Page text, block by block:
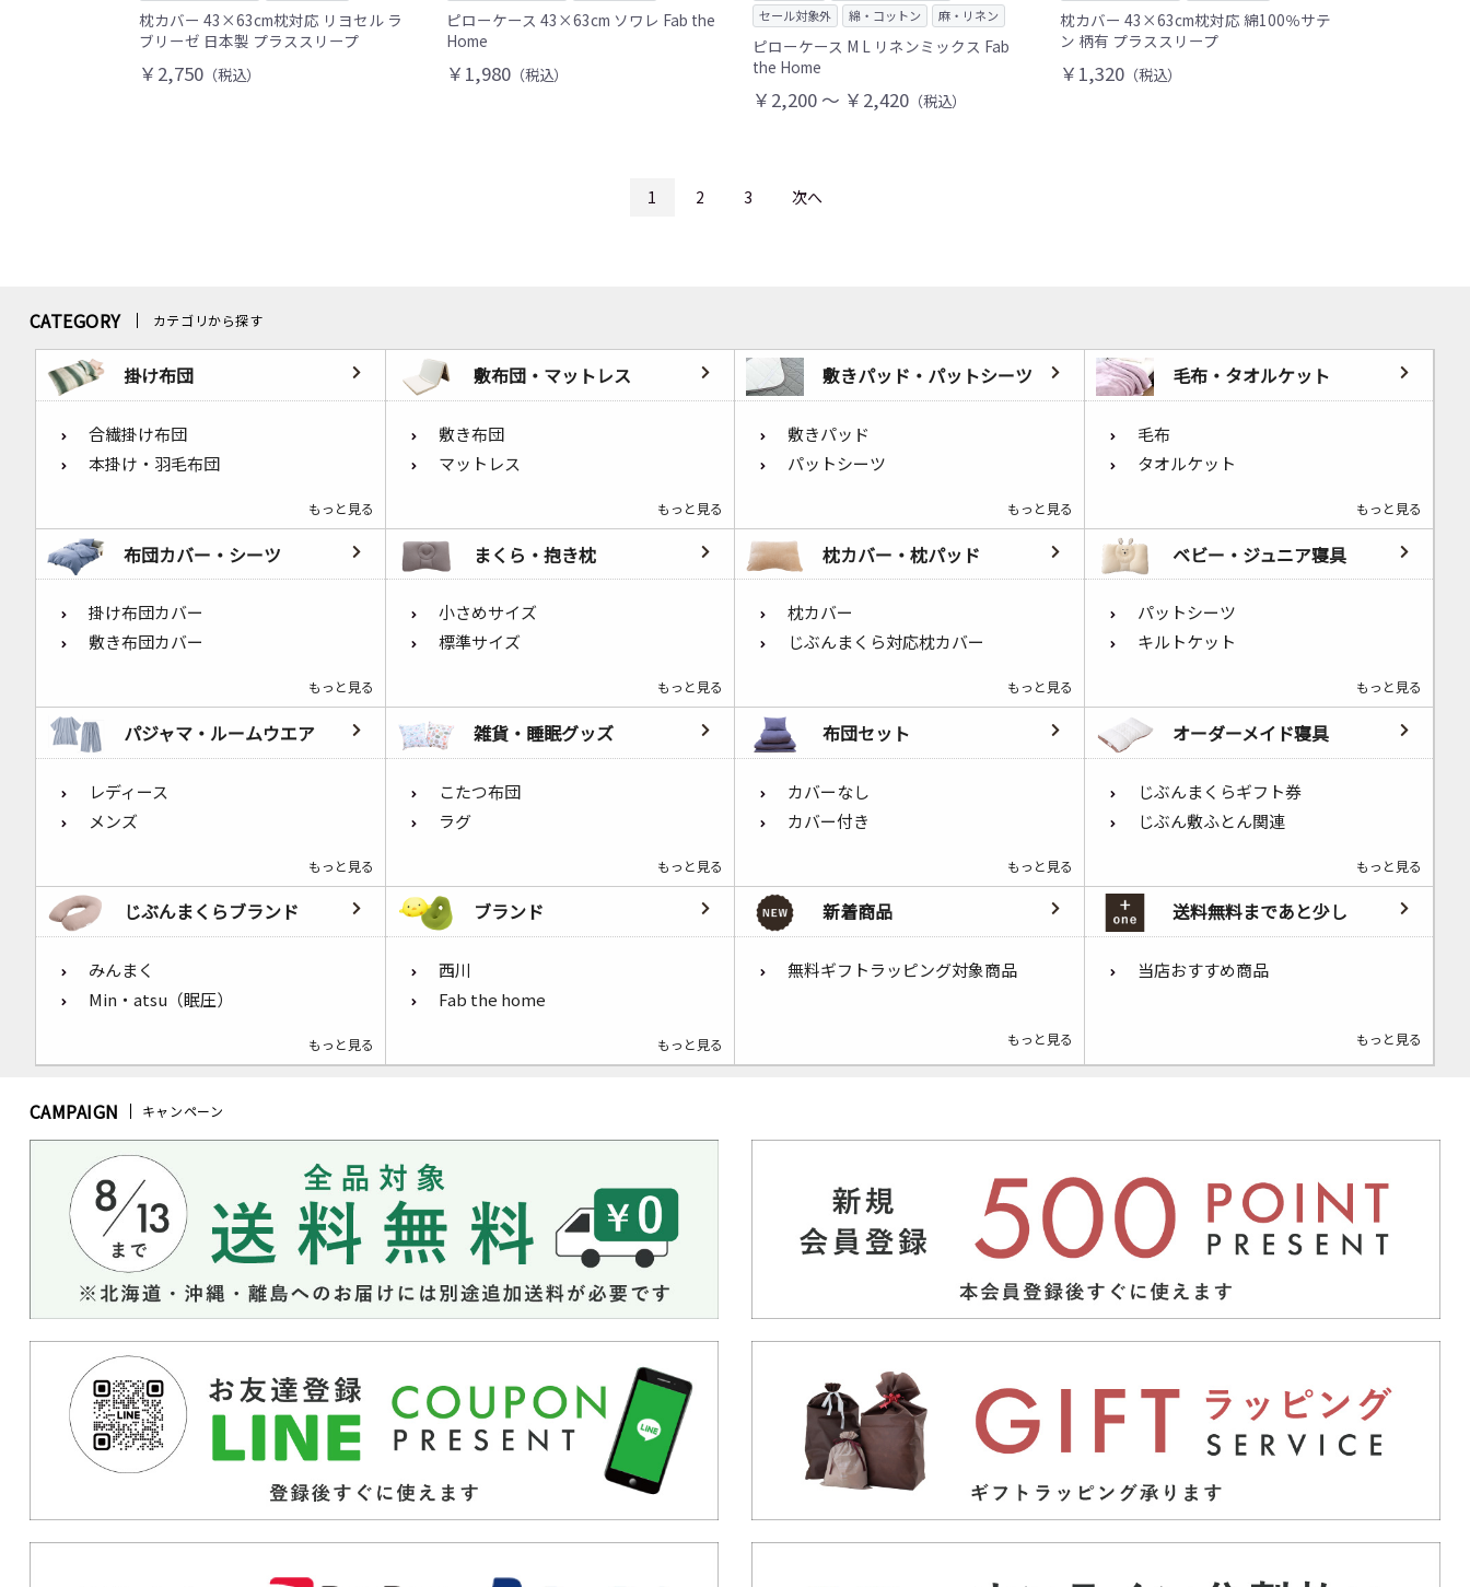
枕カバー 43×63cm枕対応 リヨセル ラ
ブリーゼ 日本製 プラススリープ
￥2,750 （税込）
ピローケース 43×63cm ソワレ Fab the
Home
￥1,980（税込）
セール対象外
綿・コットン 麻・リネン
ピローケース M L リネンミックス Fab
the Home
￥2,200 ～ ￥2,420 （税込）
枕カバー 43×63cm枕対応 綿100％サテ
ン 柄有 プラススリープ
￥1,320（税込）
1 2 3 次へ
CATEGORY カテゴリから探す
掛け布団
合繊掛け布団
本掛け・羽毛布団
もっと見る
敷布団・マットレス
敷き布団
マットレス
もっと見る
敷きパッド・パットシーツ
敷きパッド
パットシーツ
もっと見る
毛布・タオルケット
毛布
タオルケット
もっと見る
布団カバー・シーツ
掛け布団カバー
敷き布団カバー
もっと見る
まくら・抱き枕
小さめサイズ
標準サイズ
もっと見る
枕カバー・枕パッド
枕カバー
じぶんまくら対応枕カバー
もっと見る
ベビー・ジュニア寝具
パットシーツ
キルトケット
もっと見る
パジャマ・ルームウエア
レディース
メンズ
もっと見る
雑貨・睡眠グッズ
こたつ布団
ラグ
もっと見る
布団セット
カバーなし
カバー付き
もっと見る
オーダーメイド寝具
じぶんまくらギフト券
じぶん敷ふとん関連
もっと見る
じぶんまくらブランド
みんまく
Min・atsu（眠圧）
もっと見る
ブランド
西川
Fab the home
もっと見る
新着商品
無料ギフトラッピング対象商品
もっと見る
送料無料まであと少し
当店おすすめ商品
もっと見る
CAMPAIGN キャンペーン